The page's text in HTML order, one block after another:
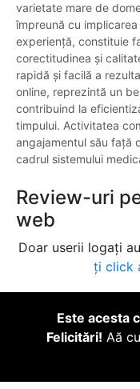
varietate mare de
împreună cu
experiență, constituie
corectitudinea și
rapidă și facilă a
online, reprezintă un
contribuind la
timpului. Activitatea
angajamentul său față
cadrul sistemului
Review-uri
web
Doar userii logați
ți click
Este acesta
Felicitări! Aă